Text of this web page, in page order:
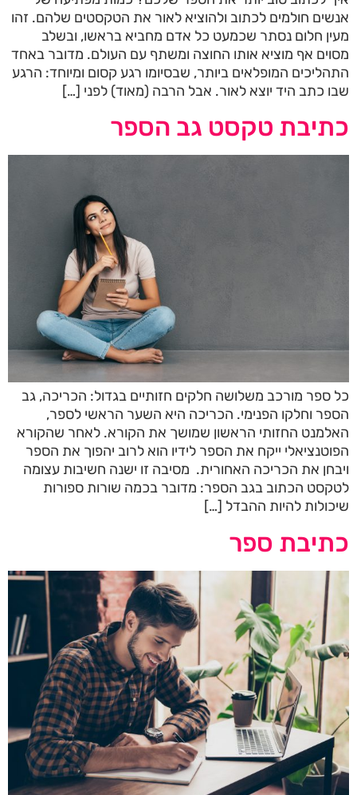
אנשים חולמים לכתוב ולהוציא לאור את הטקסטים שלהם. זהו
מעין חלום נסתר שכמעט כל אדם מחביא בראשו, ובשלב
מסוים אף מוציא אותו החוצה ומשתף עם העולם. מדובר באחד
התהליכים המופלאים ביותר, שבסיומו רגע קסום ומיוחד: הרגע
שבו כתב היד יוצא לאור. אבל הרבה (מאוד) לפני […]
כתיבת טקסט גב הספר
כל ספר מורכב משלושה חלקים חזותיים בגדול: הכריכה, גב
הספר וחלקו הפנימי. הכריכה היא השער הראשי לספר,
האלמנט החזותי הראשון שמושך את הקורא. לאחר שהקורא
הפוטנציאלי ייקח את הספר לידיו הוא לרוב יהפוך את הספר
ויבחן את הכריכה האחורית. מסיבה זו ישנה חשיבות עצומה
לטקסט הכתוב בגב הספר: מדובר בכמה שורות ספורות
שיכולות להיות ההבדל […]
כתיבת ספר